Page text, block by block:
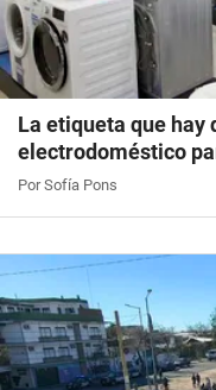
La etiqueta que hay
electrodoméstico
Por Sofía Pons